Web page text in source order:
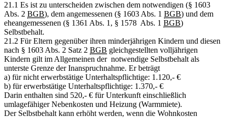
21.1 Es ist zu unterscheiden zwischen dem notwendigen (§ 1603
Abs. 2 BGB), dem angemessenen (§ 1603 Abs. 1 BGB) und dem
eheangemessenen (§ 1361 Abs. 1, § 1578 Abs. 1 BGB)
Selbstbehalt.
21.2 Für Eltern gegenüber ihren minderjährigen Kindern und diesen
nach § 1603 Abs. 2 Satz 2 BGB gleichgestellten volljährigen
Kindern gilt im Allgemeinen der notwendige Selbstbehalt als
unterste Grenze der Inanspruchnahme. Er beträgt
a) für nicht erwerbstätige Unterhaltspflichtige: 1.120,- €
b) für erwerbstätige Unterhaltspflichtige: 1.370,- €
Darin enthalten sind 520,- € für Unterkunft einschließlich
umlagefähiger Nebenkosten und Heizung (Warmmiete).
Der Selbstbehalt kann erhöht werden, wenn die Wohnkosten